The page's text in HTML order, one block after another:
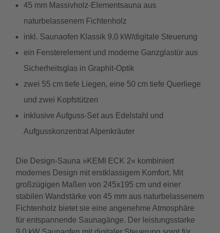
45 mm Massivholz-Elementsauna aus
naturbelassenem Fichtenholz
inkl. Saunaofen Klassik 9,0 kW/digitale Steuerung
ein Fensterelement und moderne Ganzglastür aus
Sicherheitsglas in Graphit-Optik
zwei 55 cm tiefe Liegen, eine 50 cm tiefe Querliege
und zwei Kopfstützen
inklusive Aufguss-Set aus Edelstahl und
Aufgusskonzentrat Alpenkräuter
Die Design-Sauna »KEMI ECK 2« kombiniert
modernes Design mit erstklassigem Komfort. Mit
großzügigen Maßen von 245x195 cm und einer
stabilen Wandstärke von 45 mm aus naturbelassenem
Fichtenholz bietet sie eine angenehme Atmosphäre
für entspannende Saunagänge. Der leistungsstarke